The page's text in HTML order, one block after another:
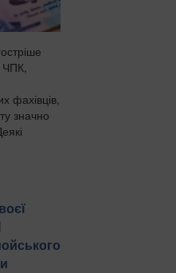
ЧПК,
фахівців,
значно